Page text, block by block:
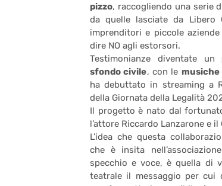
pizzo, raccogliendo una serie
da quelle lasciate da Libero
imprenditori e piccole
dire NO agli estorsori.
Testimonianze diventate un
sfondo civile, con le musiche
ha debuttato in streaming a
della Giornata della Legalità
Il progetto è nato dal
l’attore Riccardo Lanzarone e
L’idea che questa
che è insita
specchio e voce, è quella di
teatrale il messaggio per cui